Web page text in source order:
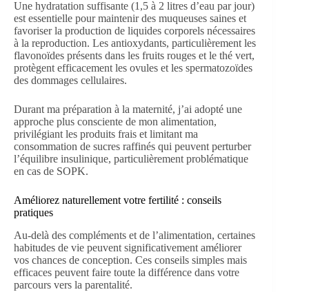
Une hydratation suffisante (1,5 à 2 litres d’eau par jour)
est essentielle pour maintenir des muqueuses saines et
favoriser la production de liquides corporels nécessaires
à la reproduction. Les antioxydants, particulièrement les
flavonoïdes présents dans les fruits rouges et le thé vert,
protègent efficacement les ovules et les spermatozoïdes
des dommages cellulaires.
Durant ma préparation à la maternité, j’ai adopté une
approche plus consciente de mon alimentation,
privilégiant les produits frais et limitant ma
consommation de sucres raffinés qui peuvent perturber
l’équilibre insulinique, particulièrement problématique
en cas de SOPK.
Améliorez naturellement votre fertilité : conseils
pratiques
Au-delà des compléments et de l’alimentation, certaines
habitudes de vie peuvent significativement améliorer
vos chances de conception. Ces conseils simples mais
efficaces peuvent faire toute la différence dans votre
parcours vers la parentalité.